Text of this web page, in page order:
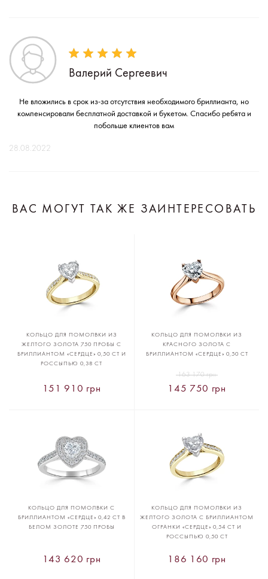
Валерий Сергеевич
Не вложились в срок из-за отсутствия необходимого бриллианта, но
компенсировали бесплатной доставкой и букетом. Спасибо ребята и
побольше клиентов вам
28.08.2022
ВАС МОГУТ ТАК ЖЕ ЗАИНТЕРЕСОВАТЬ
КОЛЬЦО ДЛЯ ПОМОЛВКИ ИЗ
ЖЕЛТОГО ЗОЛОТА 750 ПРОБЫ С
БРИЛЛИАНТОМ «СЕРДЦЕ» 0,50 CT И
РОССЫПЬЮ 0,38 CT
151 910 грн
КОЛЬЦО ДЛЯ ПОМОЛВКИ ИЗ
КРАСНОГО ЗОЛОТА С
БРИЛЛИАНТОМ «СЕРДЦЕ» 0,50 CT
145 750 грн
163 170 грн
КОЛЬЦО ДЛЯ ПОМОЛВКИ С
БРИЛЛИАНТОМ «СЕРДЦЕ» 0,42 CT В
БЕЛОМ ЗОЛОТЕ 750 ПРОБЫ
143 620 грн
КОЛЬЦО ДЛЯ ПОМОЛВКИ ИЗ
ЖЕЛТОГО ЗОЛОТА С БРИЛЛИАНТОМ
ОГРАНКИ «СЕРДЦЕ» 0,54 CT И
РОССЫПЬЮ 0,50 CT
186 160 грн